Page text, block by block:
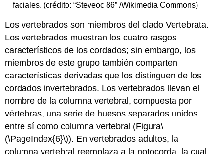
faciales. (crédito: “Steveoc 86” /Wikimedia Commons)
Los vertebrados son miembros delclado Vertebrata.
Los vertebrados muestran los cuatro rasgos
característicos de los cordados; sin embargo, los
miembros de este grupo también comparten
características derivadas que los distinguen de los
cordados invertebrados. Los vertebrados llevan el
nombre de lacolumna vertebral , compuesta por
vértebras, una serie de huesos separados unidos
entre sí como columna vertebral (Figura\
(\PageIndex{6}\)). En vertebrados adultos, la
columna vertebral reemplaza a la notocorda, la cual